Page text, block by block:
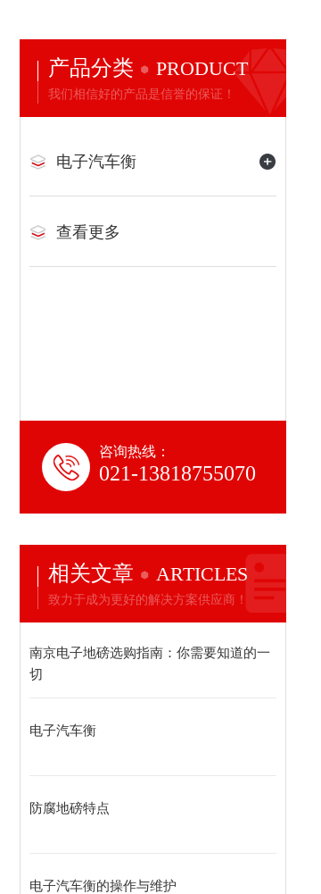
产品分类 PRODUCT
我们相信好的产品是信誉的保证！
电子汽车衡
查看更多
咨询热线：
021-13818755070
相关文章 ARTICLES
致力于成为更好的解决方案供应商！
南京电子地磅选购指南：你需要知道的一
切
电子汽车衡
防腐地磅特点
电子汽车衡的操作与维护